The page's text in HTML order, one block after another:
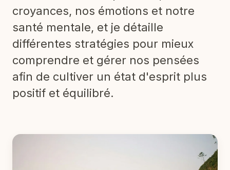
croyances, nos émotions et notre
santé mentale, et je détaille
différentes stratégies pour mieux
comprendre et gérer nos pensées
afin de cultiver un état d'esprit plus
positif et équilibré.